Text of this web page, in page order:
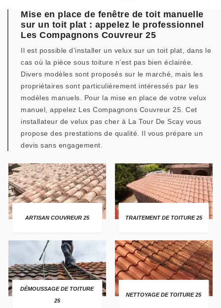
Mise en place de fenêtre de toit manuelle
sur un toit plat : appelez le professionnel
Les Compagnons Couvreur 25
Il est possible d’installer un velux sur un toit plat, dans le
cas où la pièce sous toiture n’est pas bien éclairée.
Divers modèles sont proposés sur le marché, mais les
propriétaires sont particulièrement intéressés par les
modèles manuels. Pour la mise en place de votre velux
manuel, appelez Les Compagnons Couvreur 25. Cet
installateur de velux pas cher à La Tour De Scay vous
propose des prestations de qualité. Il vous prépare un
devis sans engagement.
ARTISAN COUVREUR 25 TRAITEMENT DE TOITURE 25
DÉMOUSSAGE DE TOITURE
25
NETTOYAGE DE TOITURE 25